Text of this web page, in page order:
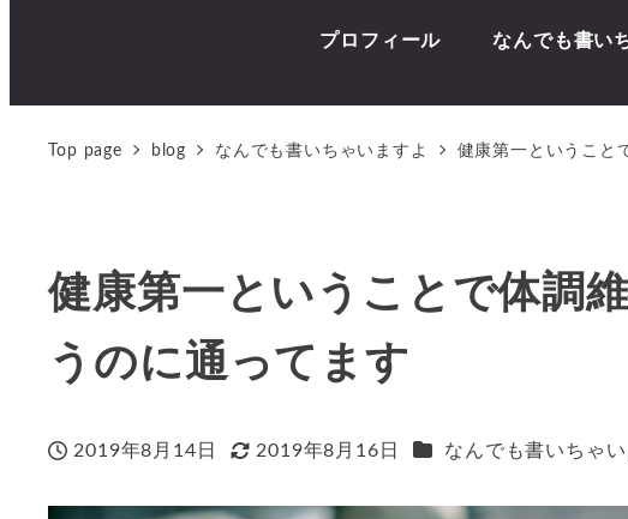
プロフィール なんでも書い
Top page blog なんでも書いちゃいますよ 健康第一ということ
健康第一ということで体調
うのに通ってます
投稿日
2019年8月14日
更新日
2019年8月16日 カテゴリー
なんでも書いちゃい